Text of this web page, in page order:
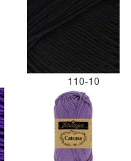
110-10